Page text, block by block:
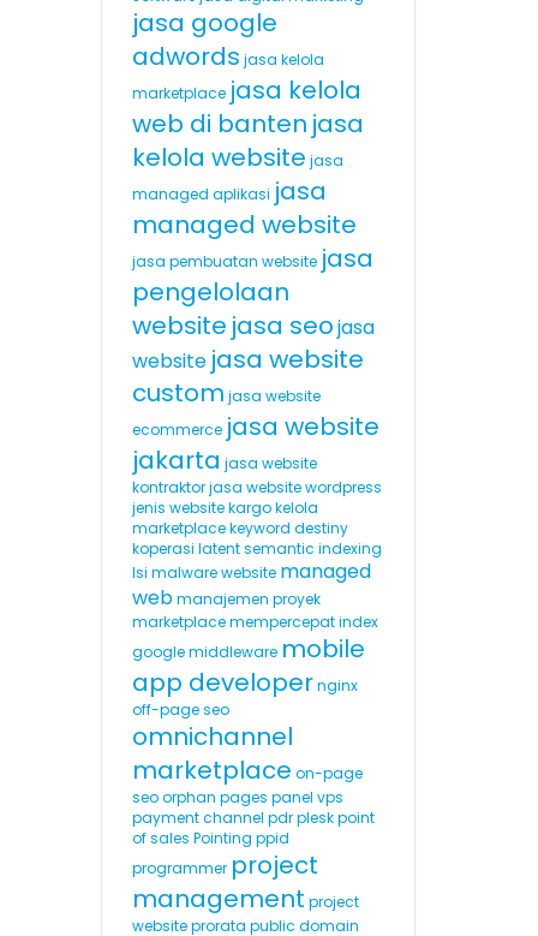
jasa google
adwords jasa kelola
marketplace jasa kelola
web di banten jasa
kelola website jasa
managed aplikasi jasa
managed website
jasa pembuatan website jasa
pengelolaan
website jasa seojasa
website jasa website
custom jasa website
ecommerce jasa website
jakarta jasa website
kontraktor jasa website wordpress
jenis website kargo kelola
marketplace keyword destiny
koperasi latent semantic indexing
lsi malware website managed
web manajemen proyek
marketplace mempercepat index
google middleware mobile
app developer nginx
off-page seo
omnichannel
marketplace on-page
seo orphan pages panel vps
payment channel pdr plesk point
of sales Pointing ppid
programmer project
management project
website prorata public domain